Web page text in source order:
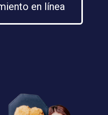
en línea